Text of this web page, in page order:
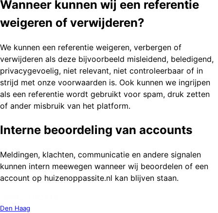
Wanneer kunnen wij een referentie
weigeren of verwijderen?
We kunnen een referentie weigeren, verbergen of
verwijderen als deze bijvoorbeeld misleidend, beledigend,
privacygevoelig, niet relevant, niet controleerbaar of in
strijd met onze voorwaarden is. Ook kunnen we ingrijpen
als een referentie wordt gebruikt voor spam, druk zetten
of ander misbruik van het platform.
Interne beoordeling van accounts
Meldingen, klachten, communicatie en andere signalen
kunnen intern meewegen wanneer wij beoordelen of een
account op huizenoppassite.nl kan blijven staan.
Den Haag